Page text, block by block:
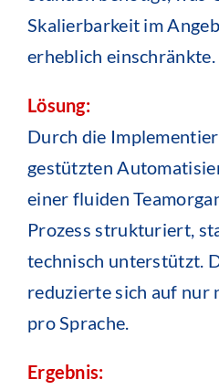
Skalierbarkeit im
erheblich einschränkte.
Lösung:
Durch die
gestützten
einer fluiden
Prozess strukturiert,
technisch unterstützt.
reduzierte sich auf nur
pro Sprache.
Ergebnis: